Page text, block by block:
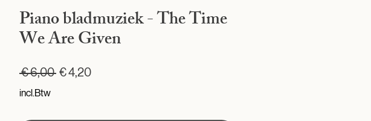
Piano bladmuziek - The Time
We Are Given
€ 6,00 Normale
€ 4,20Verkoopprijs
incl.Btw